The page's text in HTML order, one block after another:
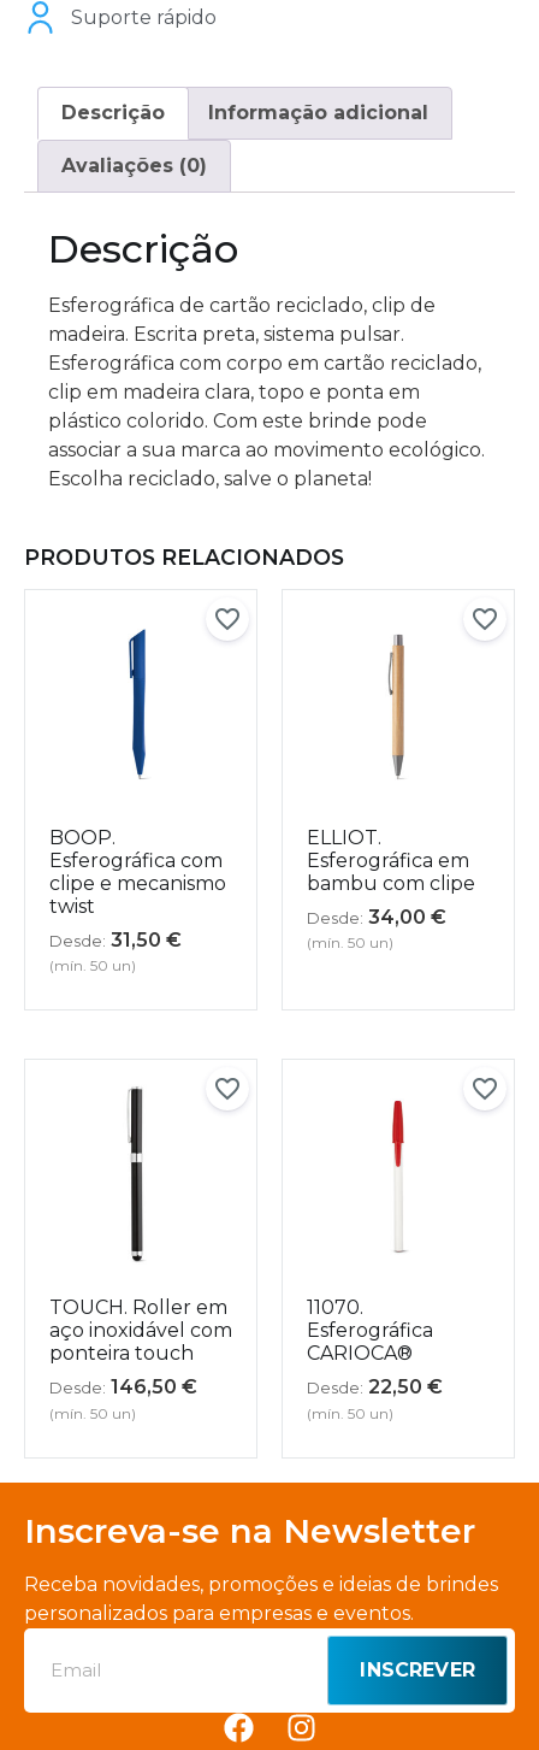
Suporte rápido
Descrição Informação adicional
Avaliações (0)
Descrição
Esferográfica de cartão reciclado, clip de
madeira. Escrita preta, sistema pulsar.
Esferográfica com corpo em cartão reciclado,
clip em madeira clara, topo e ponta em
plástico colorido. Com este brinde pode
associar a sua marca ao movimento ecológico.
Escolha reciclado, salve o planeta!
PRODUTOS RELACIONADOS
BOOP.
Esferográfica com
clipe e mecanismo
twist
Desde: 31,50 €
(mín. 50 un)
ELLIOT.
Esferográfica em
bambu com clipe
Desde: 34,00 €
(mín. 50 un)
TOUCH. Roller em
aço inoxidável com
ponteira touch
Desde: 146,50 €
(mín. 50 un)
11070.
Esferográfica
CARIOCA®
Desde: 22,50 €
(mín. 50 un)
Inscreva-se na Newsletter
Receba novidades, promoções e ideias de brindes
personalizados para empresas e eventos.
INSCREVER